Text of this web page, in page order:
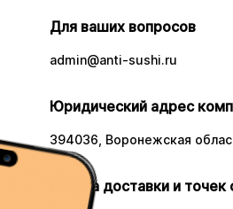
Для ваших вопросов
admin@anti-sushi.ru
Юридический адрес
394036, Воронежская
Работа доставки и